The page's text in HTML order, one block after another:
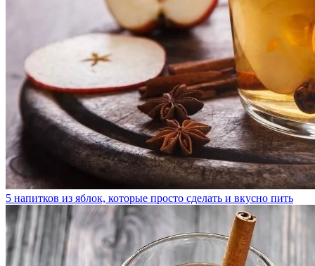
5 напитков из яблок, которые просто сделать и вкусно пить